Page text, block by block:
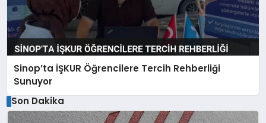
Sinop’ta İŞKUR Öğrencilere Tercih Rehberliği
Sunuyor
Son Dakika